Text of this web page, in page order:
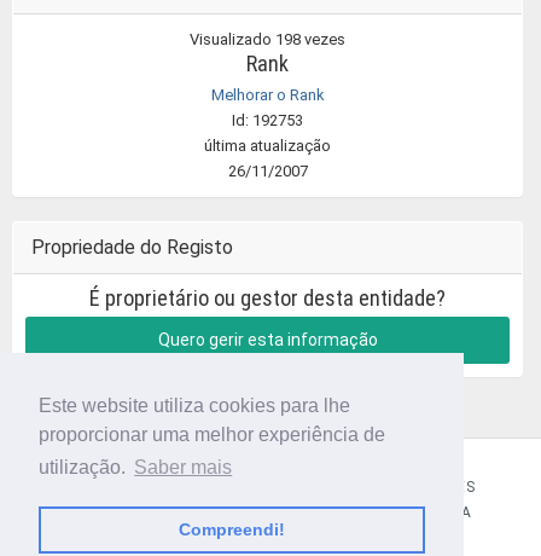
Este website utiliza cookies para lhe
proporcionar uma melhor experiência de
utilização. Saber mais
Compreendi!
Visualizado 198 vezes
Rank
Melhorar o Rank
Id: 192753
última atualização
26/11/2007
Propriedade do Registo
É proprietário ou gestor desta entidade?
Quero gerir esta informação
TERMOS E CONDIÇÕES
POLÍTICA DE PRIVACIDADE
CONTACTOS AJUDA